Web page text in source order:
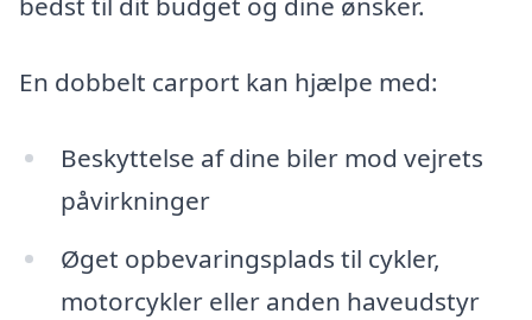
En dobbelt carport kan hjælpe med:
Beskyttelse af dine biler mod vejrets
påvirkninger
Øget opbevaringsplads til cykler,
motorcykler eller anden haveudstyr